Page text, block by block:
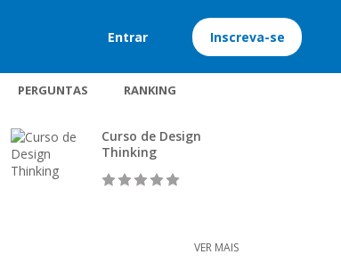
Entrar Inscreva-se
PERGUNTAS RANKING
Curso de Design
Thinking
VER MAIS